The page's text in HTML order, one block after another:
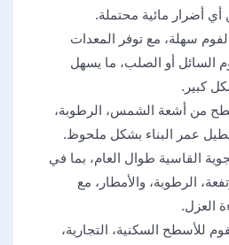
أي أضرار مائية محتملة.
سهلة، مع توفر المعدات
السائل أو الصلب، ما يسهل
كبير.
من أشعة الشمس، الرطوبة،
عمر البناء بشكل ملحوظ.
القاسية طوال العام، بما في
الرطوبة، والأمطار، مع
العزل.
للأسطح السكنية، التجارية،